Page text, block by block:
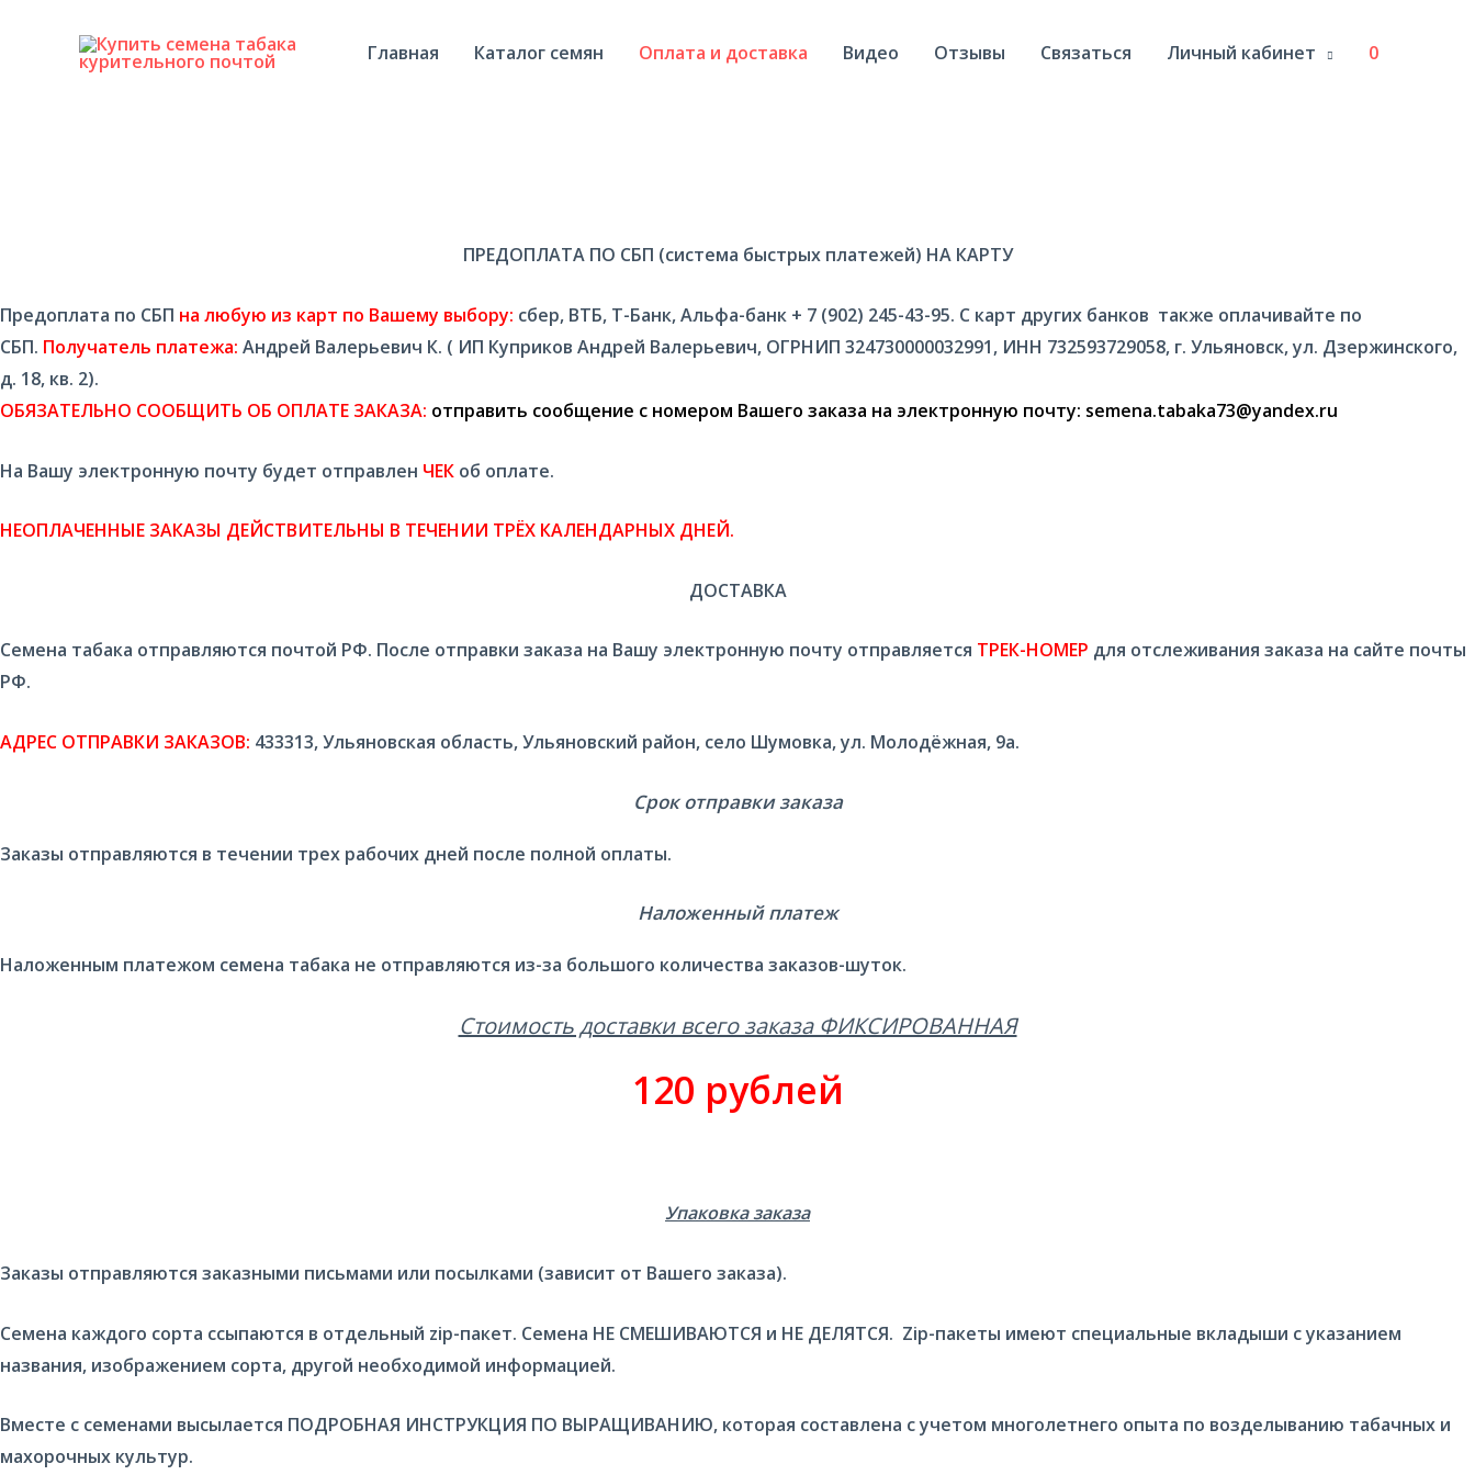
Главная Каталог семян Оплата и доставка Видео Отзывы Связаться Личный кабинет 0
ПРЕДОПЛАТА ПО СБП (система быстрых платежей) НА КАРТУ
Предоплата по СБП на любую из карт по Вашему выбору: сбер, ВТБ, Т-Банк, Альфа-банк + 7 (902) 245-43-95. С карт других банков также оплачивайте по
СБП. Получатель платежа: Андрей Валерьевич К. ( ИП Куприков Андрей Валерьевич, ОГРНИП 324730000032991, ИНН 732593729058, г. Ульяновск, ул. Дзержинского,
д. 18, кв. 2).
ОБЯЗАТЕЛЬНО СООБЩИТЬ ОБ ОПЛАТЕ ЗАКАЗА: отправить сообщение с номером Вашего заказа на электронную почту: semena.tabaka73@yandex.ru
На Вашу электронную почту будет отправлен ЧЕК об оплате.
НЕОПЛАЧЕННЫЕ ЗАКАЗЫ ДЕЙСТВИТЕЛЬНЫ В ТЕЧЕНИИ ТРЁХ КАЛЕНДАРНЫХ ДНЕЙ.
ДОСТАВКА
Семена табака отправляются почтой РФ. После отправки заказа на Вашу электронную почту отправляется ТРЕК-НОМЕР для отслеживания заказа на сайте почты
РФ.
АДРЕС ОТПРАВКИ ЗАКАЗОВ: 433313, Ульяновская область, Ульяновский район, село Шумовка, ул. Молодёжная, 9а.
Срок отправки заказа
Заказы отправляются в течении трех рабочих дней после полной оплаты.
Наложенный платеж
Наложенным платежом семена табака не отправляются из-за большого количества заказов-шуток.
Стоимость доставки всего заказа ФИКСИРОВАННАЯ
120 рублей
Упаковка заказа
Заказы отправляются заказными письмами или посылками (зависит от Вашего заказа).
Семена каждого сорта ссыпаются в отдельный zip-пакет. Семена НЕ СМЕШИВАЮТСЯ и НЕ ДЕЛЯТСЯ. Zip-пакеты имеют специальные вкладыши с указанием
названия, изображением сорта, другой необходимой информацией.
Вместе с семенами высылается ПОДРОБНАЯ ИНСТРУКЦИЯ ПО ВЫРАЩИВАНИЮ, которая составлена с учетом многолетнего опыта по возделыванию табачных и
махорочных культур.